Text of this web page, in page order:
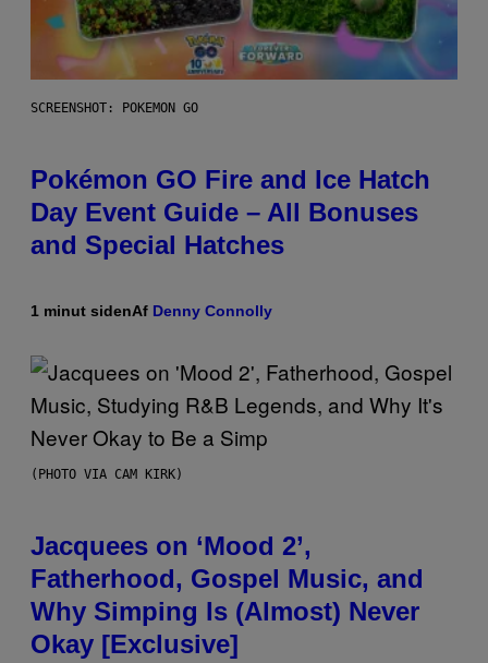
SCREENSHOT: POKEMON GO
Pokémon GO Fire and Ice Hatch
Day Event Guide – All Bonuses
and Special Hatches
1 minut sidenAf Denny Connolly
(PHOTO VIA CAM KIRK)
Jacquees on ‘Mood 2’,
Fatherhood, Gospel Music, and
Why Simping Is (Almost) Never
Okay [Exclusive]